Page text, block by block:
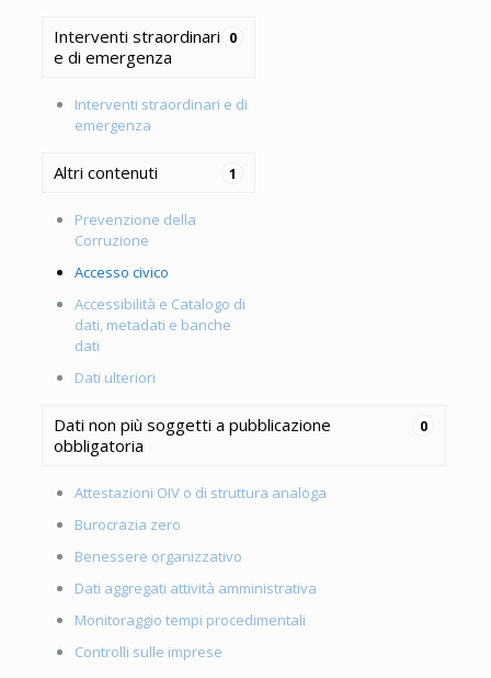
0
Interventi straordinari
e di emergenza
Interventi straordinari e di
emergenza
1
Altri contenuti
Prevenzione della
Corruzione
Accesso civico
Accessibilità e Catalogo di
dati, metadati e banche
dati
Dati ulteriori
0
Dati non più soggetti a pubblicazione
obbligatoria
Attestazioni OIV o di struttura analoga
Burocrazia zero
Benessere organizzativo
Dati aggregati attività amministrativa
Monitoraggio tempi procedimentali
Controlli sulle imprese